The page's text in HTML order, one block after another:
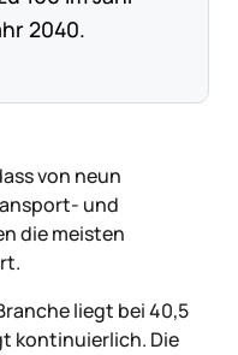
2040.
von neun
und
die meisten
liegt bei 40,5
kontinuierlich. Die